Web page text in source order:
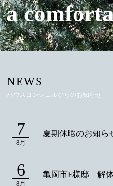
a
NEWS
ハウスコンシェルからのお知らせ
7
8月
夏期休暇のお知ら
6
8月
亀岡市E様邸 解